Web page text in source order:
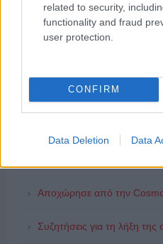
related to security,
functionality and fraud
user protection.
CONFIRM
Data Deletion Data
Αποχώρησε από την
Συζητήσεις για τη λήξη της